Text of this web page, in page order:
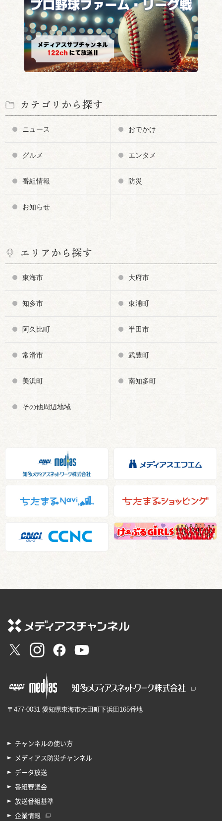
カテゴリから探す
ニュース おでかけ
グルメ エンタメ
番組情報 防災
お知らせ
エリアから探す
東海市 大府市
知多市 東浦町
阿久比町 半田市
常滑市 武豊町
美浜町 南知多町
その他周辺地域
〒477-0031 愛知県東海市大田町下浜田165番地
チャンネルの使い方
メディアス防災チャンネル
データ放送
番組審議会
放送番組基準
企業情報